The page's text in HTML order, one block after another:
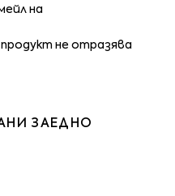
на
не отразява
ЗАЕДНО